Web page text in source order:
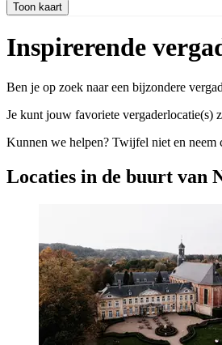
Toon kaart
Inspirerende
Ben je op zoek naar een bijzondere
Je kunt jouw favoriete vergaderlocatie(s)
Kunnen we helpen? Twijfel niet en neem
Locaties in de buurt van